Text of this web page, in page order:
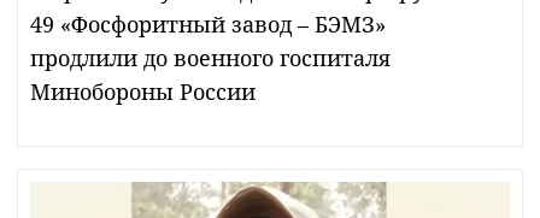
49 «Фосфоритный завод – БЭМЗ»
продлили до военного госпиталя
Минобороны России